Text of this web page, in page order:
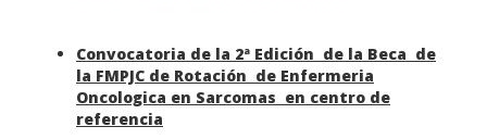
Convocatoria de la 2ª Edición de la Beca de
la FMPJC de Rotación de Enfermeria
Oncologica en Sarcomas en centro de
referencia